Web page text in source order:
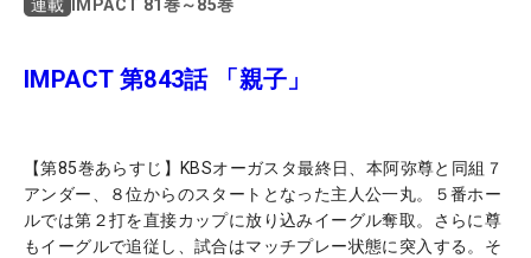
連載 IMPACT 81巻～85巻
IMPACT 第843話 「親子」
【第85巻あらすじ】KBSオーガスタ最終日、本阿弥尊と同組７
アンダー、８位からのスタートとなった主人公一丸。５番ホー
ルでは第２打を直接カップに放り込みイーグル奪取。さらに尊
もイーグルで追従し、試合はマッチプレー状態に突入する。そ